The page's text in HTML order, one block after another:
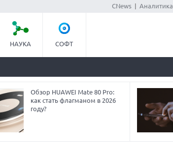
CNews| Аналитика
НАУКА СОФТ
Обзор HUAWEI Mate 80 Pro:
как стать флагманом в 2026
году?